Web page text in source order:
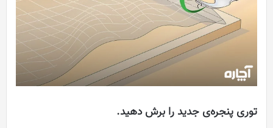
توری پنجره‌ی جدید را برش دهید.